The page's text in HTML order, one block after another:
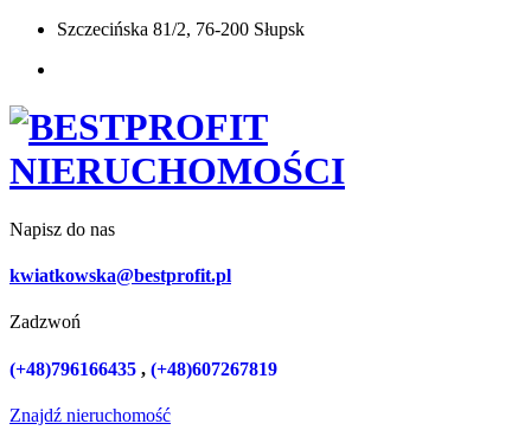
Szczecińska 81/2, 76-200 Słupsk
Napisz do nas
kwiatkowska@bestprofit.pl
Zadzwoń
(+48)796166435 , (+48)607267819
Znajdź nieruchomość